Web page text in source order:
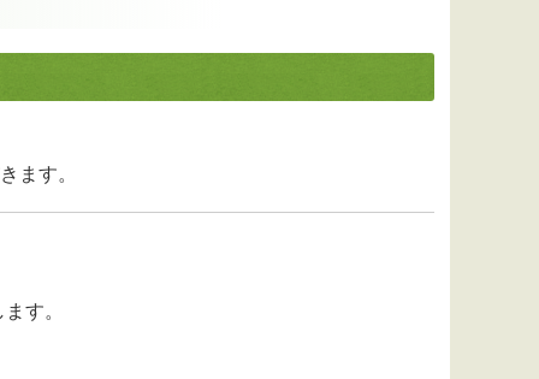
ます。
す。